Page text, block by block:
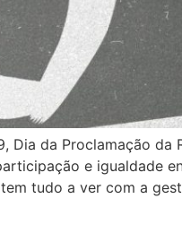
Dia da Proclamação da
e igualdade
tudo a ver com a